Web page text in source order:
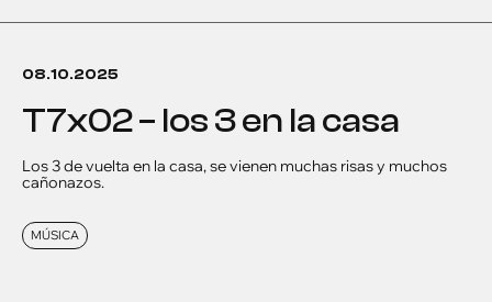
08.10.2025
t7x02 – los 3 en la casa
Los 3 de vuelta en la casa, se vienen muchas risas y muchos
cañonazos.
MÚSICA